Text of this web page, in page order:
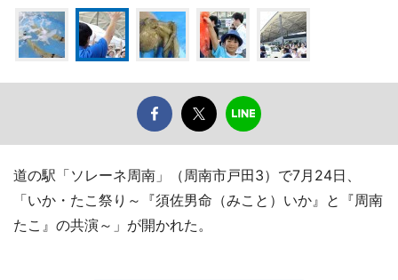
道の駅「ソレーネ周南」（周南市戸田3）で7月24日、
「いか・たこ祭り～『須佐男命（みこと）いか』と『周南
たこ』の共演～」が開かれた。